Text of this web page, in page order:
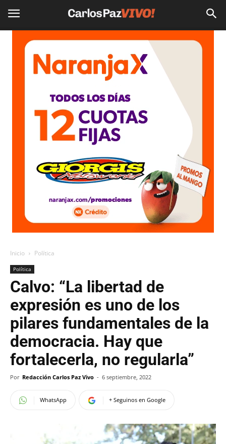
Inicio Política
Política
Calvo: “La libertad de
expresión es uno de los
pilares fundamentales de la
democracia. Hay que
fortalecerla, no regularla”
Por Redacción Carlos Paz Vivo - 6 septiembre, 2022
WhatsApp + Seguinos en Google